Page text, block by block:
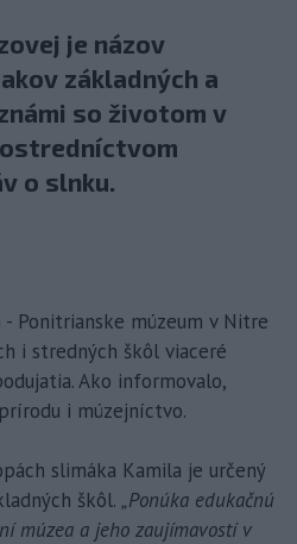
je názov
základných a
so životom v
o slnku.
- Ponitrianske múzeum v Nitre
i stredných škôl viaceré
Ako informovalo,
i múzejníctvo.
slimáka Kamila je určený
škôl. „Ponúka edukačnú
múzea a jeho zaujímavostí v